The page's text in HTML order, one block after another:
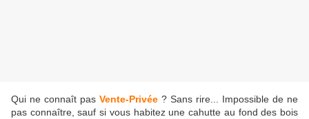
Qui ne connaît pas Vente-Privée ? Sans rire... Impossible de ne
pas connaître, sauf si vous habitez une cahutte au fond des bois